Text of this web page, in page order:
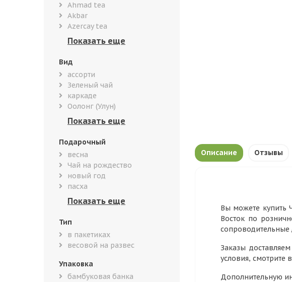
Ahmad tea
Akbar
Azercay tea
Вид
ассорти
Зеленый чай
каркаде
Оолонг (Улун)
Подарочный
весна
Чай на рождество
новый год
пасха
Тип
в пакетиках
весовой на развес
Упаковка
бамбуковая банка
Описание Отзывы
Вы можете купить
Восток по
сопроводительные
Заказы
условия, смотрите
Дополнительную